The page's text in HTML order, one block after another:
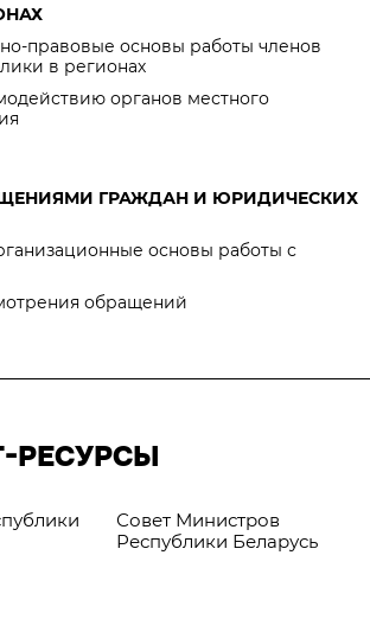
правовые основы работы членов
в регионах
органов местного
ГРАЖДАН И ЮРИДИЧЕСКИХ
основы работы с
обращений
РЕСУРСЫ
Совет Министров
Республики Беларусь